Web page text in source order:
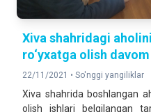
Xiva shahridagi
ro‘yxatga olish
22/11/2021 • So'nggi yangiliklar
Xiva shahrida boshlangan
olish ishlari belgilangan